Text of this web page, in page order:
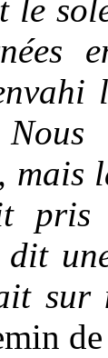
le
pris
dit
sur